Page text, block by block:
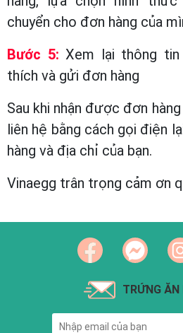
chuyển cho đơn hàng của
Bước 5: Xem lại thông
thích và gửi đơn hàng
Sau khi nhận được đơn
liên hệ bằng cách gọi điện
hàng và địa chỉ của bạn.
Vinaegg trân trọng cảm ơn
TRỨNG ĂN